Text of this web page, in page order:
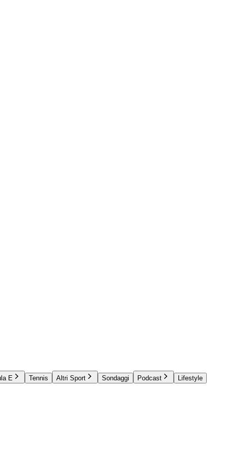
E Tennis Altri Sport Sondaggi Podcast Lifestyle